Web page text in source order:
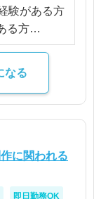
験がある方
る方
応できる方
なる
に関われる
即日勤務OK